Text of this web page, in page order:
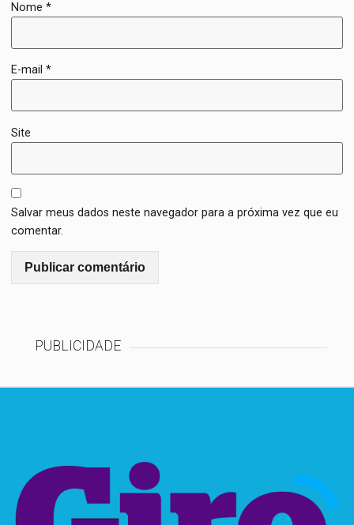
Nome*
E-mail*
Site
Salvar meus dados neste navegador para a próxima vez que eu
comentar.
PUBLICIDADE